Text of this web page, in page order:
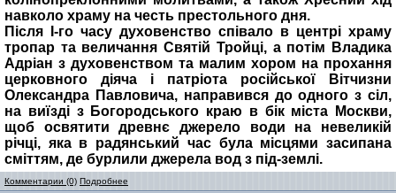
навколо храму на честь престольного дня.
Після І-го часу духовенство співало в центрі храму
тропар та величання Святій Тройці, а потім Владика
Адріан з духовенством та малим хором на прохання
церковного діяча і патріота російської Вітчизни
Олександра Павловича, направився до одного з сіл,
на виїзді з Богородського краю в бік міста Москви,
щоб освятити древнє джерело води на невеликій
річці, яка в радянський час була місцями засипана
сміттям, де бурлили джерела вод з під-землі.
Комментарии (0) Подробнее